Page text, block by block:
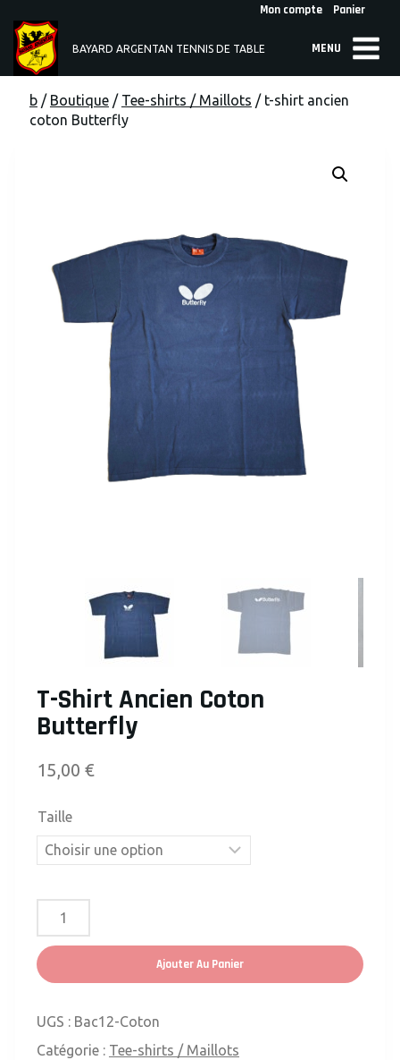
content
Mon compte Panier
BAYARD ARGENTAN TENNIS DE TABLE MENU
b / Boutique / Tee-shirts / Maillots / t-shirt ancien
coton Butterfly
T-Shirt Ancien Coton
Butterfly
15,00 €
Taille
quantité
t-
shirt
ancien
Butterfly
Ajouter Au Panier
UGS : Bac12-Coton
Catégorie : Tee-shirts / Maillots